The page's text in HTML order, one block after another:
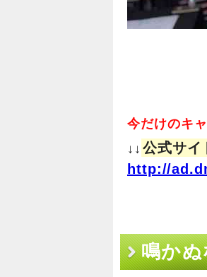
今だけのキ
↓↓ 公式サイ
http://
鳴か